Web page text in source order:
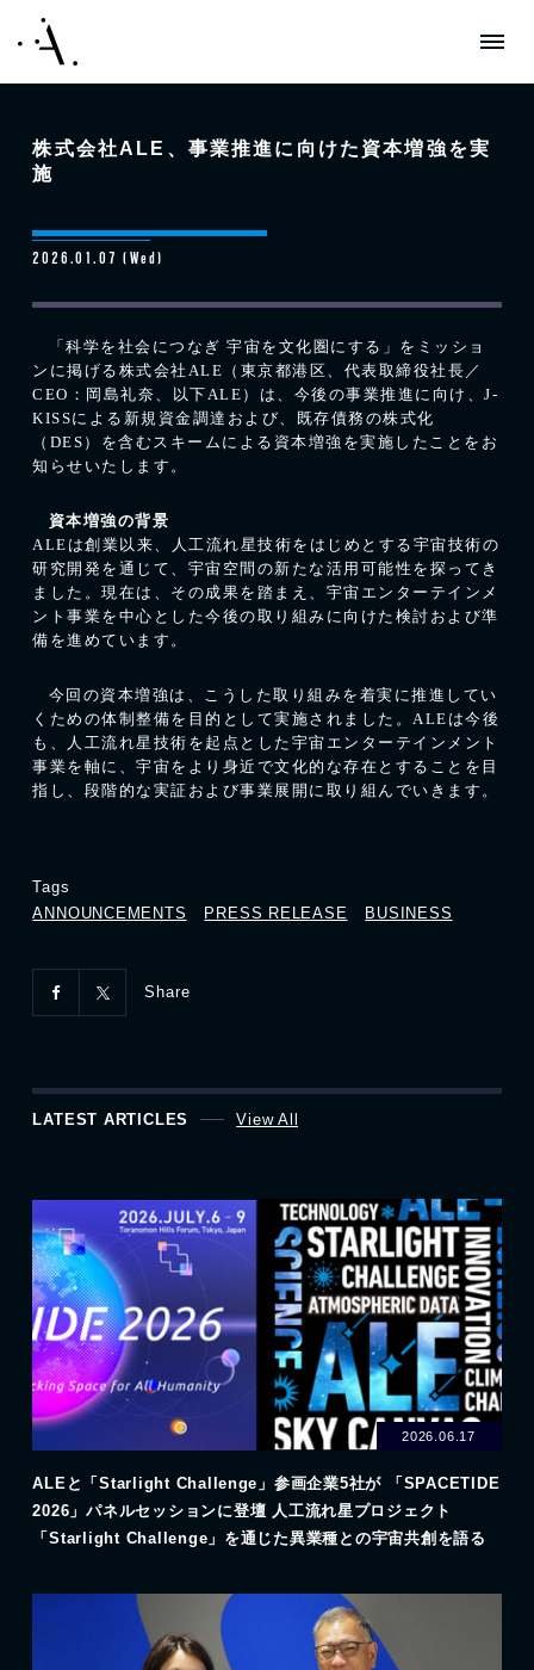
株式会社ALE、事業推進に向けた資本増強を実
施
2026.01.07 (Wed)
「科学を社会につなぎ 宇宙を文化圏にする」をミッショ
ンに掲げる株式会社 ALE （東京都港区、代表取締役社長／
CEO ：岡島礼奈、以下ALE ）は、今後の事業推進に向け、J-
KISSによる新規資金調達および、既存債務の株式化
（ DES ）を含むスキームによる資本増強を実施したことをお
知らせいたします。
資本増強の背景
ALE は創業以来、人工流れ星技術をはじめとする宇宙技術の
研究開発を通じて、宇宙空間の新たな活用可能性を探ってき
ました。現在は、その成果を踏まえ、宇宙エンターテインメ
ント事業を中心とした今後の取り組みに向けた検討および準
備を進めています。
今回の資本増強は、こうした取り組みを着実に推進してい
くための体制整備を目的として実施されました。ALE は今後
も、人工流れ星技術を起点とした宇宙エンターテインメント
事業を軸に、宇宙をより身近で文化的な存在とすることを目
指し、段階的な実証および事業展開に取り組んでいきます。
Tags
ANNOUNCEMENTS
PRESS RELEASE BUSINESS
Share
LATEST ARTICLES View All
2026.06.17
ALEと「Starlight Challenge」参画企業5社が 「SPACETIDE
2026」パネルセッションに登壇 人工流れ星プロジェクト
「Starlight Challenge」を通じた異業種との宇宙共創を語る